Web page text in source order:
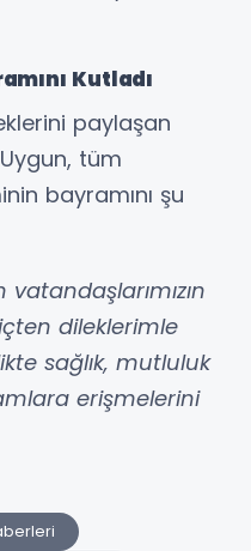
Kutladı
paylaşan
tüm
bayramını şu
dileklerimle
sağlık, mutluluk
erişmelerini